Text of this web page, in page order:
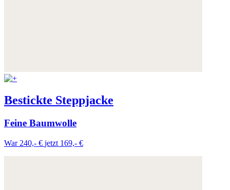
Bestickte Steppjacke
Feine Baumwolle
War 240,- € jetzt 169,- €